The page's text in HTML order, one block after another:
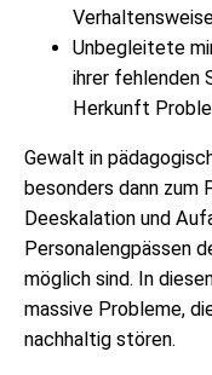
Unbegleitete
ihrer fehlenden
Herkunft
Gewalt in
besonders dann zum
Deeskalation und
Personalengpässen
möglich sind. In
massive Probleme,
nachhaltig stören.